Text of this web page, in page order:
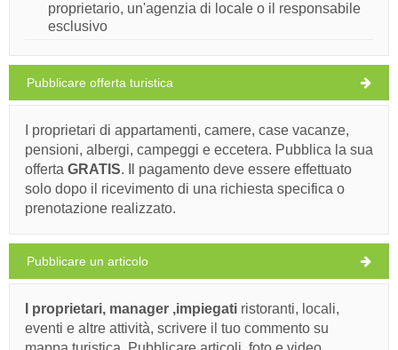
Croazia
33°C
pioggia leggera
32°C cielo sereno
lunedì, 31°C cielo sereno
Mappa turistica
Ivan Nane (Holiday-Link.Com)
MOSTRA SULLA MAPPA
PER SAPERNE DI PIÙ / COMMENT
proprietario, un'agenzia di locale o il responsabile
esclusivo
Pubblicare offerta turistica
I proprietari di appartamenti, camere, case vacanze,
pensioni, albergi, campeggi e eccetera. Pubblica la sua
offerta GRATIS. Il pagamento deve essere effettuato
solo dopo il ricevimento di una richiesta specifica o
prenotazione realizzato.
Pubblicare un articolo
I proprietari, manager ,impiegati ristoranti, locali,
eventi e altre attività, scrivere il tuo commento su